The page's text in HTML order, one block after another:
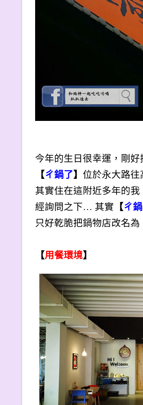
今年的生日很幸運，剛好
【ㄔ鍋了】 位於永大路往
其實住在這附近多年的
經詢問之下… 其實 【ㄔ
只好乾脆把鍋物店改名為
【用餐環境】